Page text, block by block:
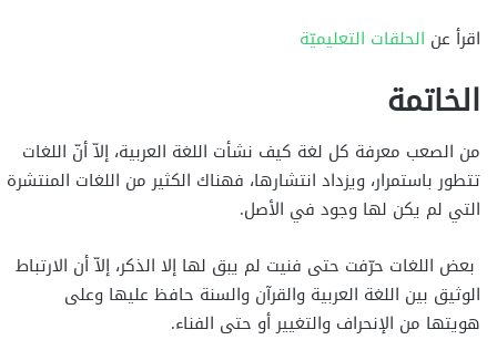
اقرأ عن الحلقات التعليميّة
الخاتمة
من الصعب معرفة كل لغة كيف نشأت اللغة العربية، إلاّ أنّ اللغات
تتطور باستمرار، ويزداد انتشارها، فهناك الكثير من اللغات المنتشرة
التي لم يكن لها وجود في الأصل.
بعض اللغات حرّفت حتى فنيت لم يبق لها إلا الذكر، إلاّ أن الارتباط
الوثيق بين اللغة العربية والقرآن والسنة حافظ عليها وعلى
هويتها من الإنحراف والتغيير أو حتى الفناء.